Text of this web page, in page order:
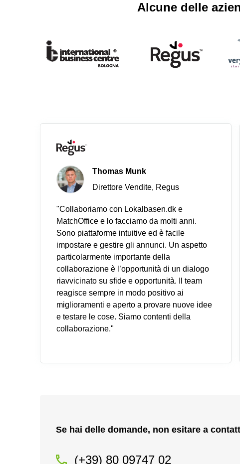
Alcune delle
Thomas Munk
Direttore Vendite, Regus
"Collaboriamo con Lokalbasen.dk e
MatchOffice e lo facciamo da molti anni.
Sono piattaforme intuitive ed è facile
impostare e gestire gli annunci. Un aspetto
particolarmente importante della
collaborazione è l’opportunità di un dialogo
riavvicinato su sfide e opportunità. Il team
reagisce sempre in modo positivo ai
miglioramenti e aperto a provare nuove idee
e testare le cose. Siamo contenti della
collaborazione."
Se hai delle domande, non esitare a
(+39) 80 09747 02